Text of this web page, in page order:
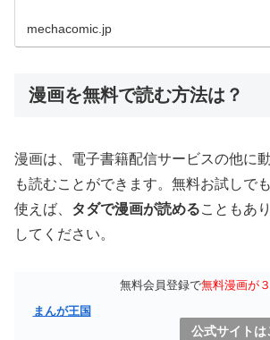
mechacomic.jp
漫画を無料で読む方法は？
漫画は、電子書籍配信サービスの他に
も読むことができます。無料お試しで
使えば、 タダで漫画が読めることもあ
してください。
まんが王国
無料会員登録で無料漫画が
公式サイトは